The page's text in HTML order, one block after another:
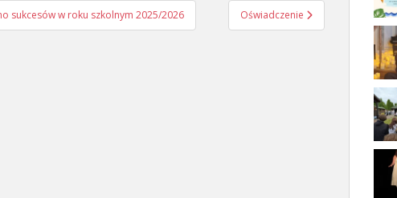
sukcesów w roku szkolnym 2025/2026 Oświadczenie